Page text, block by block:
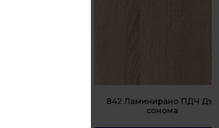
842 Ламинирано ПДЧ Дъб
сонома